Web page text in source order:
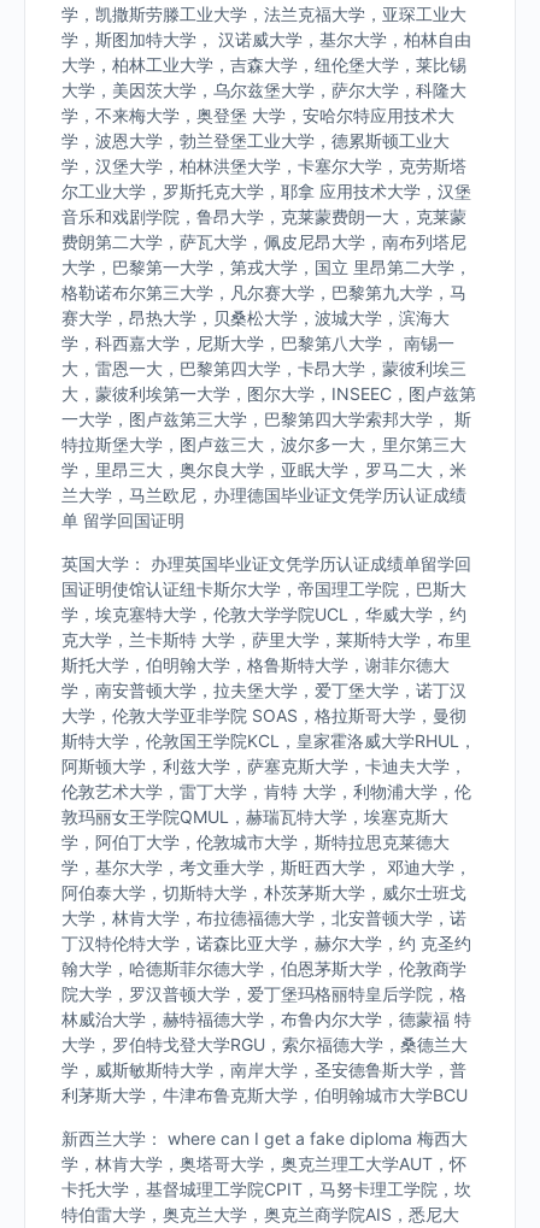
学，凯撒斯劳滕工业大学，法兰克福大学，亚琛工业大
学，斯图加特大学， 汉诺威大学，基尔大学，柏林自由
大学，柏林工业大学，吉森大学，纽伦堡大学，莱比锡
大学，美因茨大学，乌尔兹堡大学，萨尔大学，科隆大
学，不来梅大学，奥登堡 大学，安哈尔特应用技术大
学，波恩大学，勃兰登堡工业大学，德累斯顿工业大
学，汉堡大学，柏林洪堡大学，卡塞尔大学，克劳斯塔
尔工业大学，罗斯托克大学，耶拿 应用技术大学，汉堡
音乐和戏剧学院，鲁昂大学，克莱蒙费朗一大，克莱蒙
费朗第二大学，萨瓦大学，佩皮尼昂大学，南布列塔尼
大学，巴黎第一大学，第戎大学，国立 里昂第二大学，
格勒诺布尔第三大学，凡尔赛大学，巴黎第九大学，马
赛大学，昂热大学，贝桑松大学，波城大学，滨海大
学，科西嘉大学，尼斯大学，巴黎第八大学， 南锡一
大，雷恩一大，巴黎第四大学，卡昂大学，蒙彼利埃三
大，蒙彼利埃第一大学，图尔大学，INSEEC，图卢兹第
一大学，图卢兹第三大学，巴黎第四大学索邦大学， 斯
特拉斯堡大学，图卢兹三大，波尔多一大，里尔第三大
学，里昂三大，奥尔良大学，亚眠大学，罗马二大，米
兰大学，马兰欧尼，办理德国毕业证文凭学历认证成绩
单 留学回国证明
英国大学： 办理英国毕业证文凭学历认证成绩单留学回
国证明使馆认证纽卡斯尔大学，帝国理工学院，巴斯大
学，埃克塞特大学，伦敦大学学院UCL，华威大学，约
克大学，兰卡斯特 大学，萨里大学，莱斯特大学，布里
斯托大学，伯明翰大学，格鲁斯特大学，谢菲尔德大
学，南安普顿大学，拉夫堡大学，爱丁堡大学，诺丁汉
大学，伦敦大学亚非学院 SOAS，格拉斯哥大学，曼彻
斯特大学，伦敦国王学院KCL，皇家霍洛威大学RHUL，
阿斯顿大学，利兹大学，萨塞克斯大学，卡迪夫大学，
伦敦艺术大学，雷丁大学，肯特 大学，利物浦大学，伦
敦玛丽女王学院QMUL，赫瑞瓦特大学，埃塞克斯大
学，阿伯丁大学，伦敦城市大学，斯特拉思克莱德大
学，基尔大学，考文垂大学，斯旺西大学， 邓迪大学，
阿伯泰大学，切斯特大学，朴茨茅斯大学，威尔士班戈
大学，林肯大学，布拉德福德大学，北安普顿大学，诺
丁汉特伦特大学，诺森比亚大学，赫尔大学，约 克圣约
翰大学，哈德斯菲尔德大学，伯恩茅斯大学，伦敦商学
院大学，罗汉普顿大学，爱丁堡玛格丽特皇后学院，格
林威治大学，赫特福德大学，布鲁内尔大学，德蒙福 特
大学，罗伯特戈登大学RGU，索尔福德大学，桑德兰大
学，威斯敏斯特大学，南岸大学，圣安德鲁斯大学，普
利茅斯大学，牛津布鲁克斯大学，伯明翰城市大学BCU
新西兰大学： where can I get a fake diploma 梅西大
学，林肯大学，奥塔哥大学，奥克兰理工大学AUT，怀
卡托大学，基督城理工学院CPIT，马努卡理工学院，坎
特伯雷大学，奥克兰大学，奥克兰商学院AIS，悉尼大